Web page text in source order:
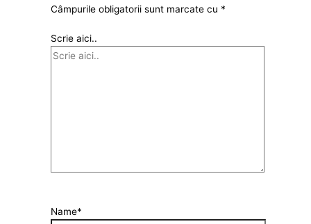
Câmpurile obligatorii sunt marcate cu *
Scrie aici..
Name*